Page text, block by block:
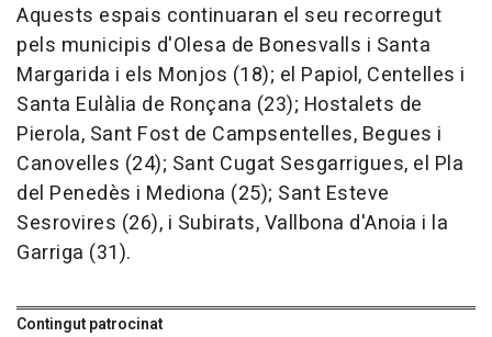
Aquests espais continuaran el seu recorregut
pels municipis d'Olesa de Bonesvalls i Santa
Margarida i els Monjos (18); el Papiol, Centelles i
Santa Eulàlia de Ronçana (23); Hostalets de
Pierola, Sant Fost de Campsentelles, Begues i
Canovelles (24); Sant Cugat Sesgarrigues, el Pla
del Penedès i Mediona (25); Sant Esteve
Sesrovires (26), i Subirats, Vallbona d'Anoia i la
Garriga (31).
Contingut patrocinat